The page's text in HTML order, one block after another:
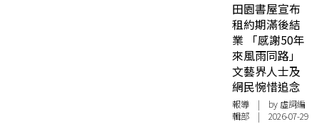
田園書屋宣布
租約期滿後結
業 「感謝50年
來風雨同路」
文藝界人士及
網民惋惜追念
報導 | by 虛詞編
輯部 | 2026-07-29